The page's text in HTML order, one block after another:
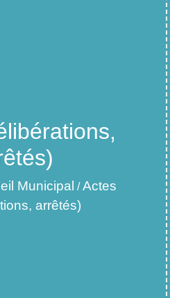
Municipal /Actes
arrêtés)